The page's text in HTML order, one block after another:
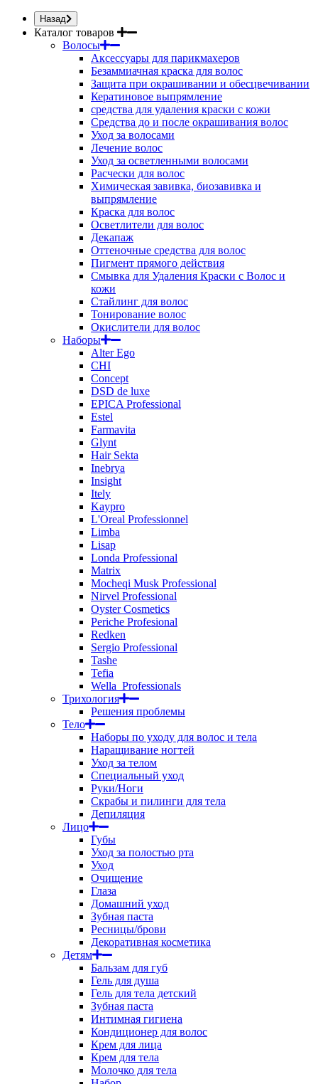
Назад
Каталог товаров
Волосы
Аксессуары для парикмахеров
Безаммиачная краска для волос
Защита при окрашивании и обесцвечивании
Кератиновое выпрямление
средства для удаления краски с кожи
Средства до и после окрашивания волос
Уход за волосами
Лечение волос
Уход за осветленными волосами
Расчески для волос
Химическая завивка, биозавивка и
выпрямление
Краска для волос
Осветлители для волос
Декапаж
Оттеночные средства для волос
Пигмент прямого действия
Смывка для Удаления Краски с Волос и
кожи
Стайлинг для волос
Тонирование волос
Окислители для волос
Наборы
Alter Ego
CHI
Concept
DSD de luxe
EPICA Professional
Estel
Farmavita
Glynt
Hair Sekta
Inebrya
Insight
Itely
Kaypro
L'Oreal Professionnel
Limba
Lisap
Londa Professional
Matrix
Mocheqi Musk Professional
Nirvel Professional
Oyster Cosmetics
Periche Profesional
Redken
Sergio Professional
Tashe
Tefia
Wella_Professionals
Трихология
Решения проблемы
Тело
Наборы по уходу для волос и тела
Наращивание ногтей
Уход за телом
Специальный уход
Руки/Ноги
Скрабы и пилинги для тела
Депиляция
Лицо
Губы
Уход за полостью рта
Уход
Очищение
Глаза
Домашний уход
Зубная паста
Ресницы/брови
Декоративная косметика
Детям
Бальзам для губ
Гель для душа
Гель для тела детский
Зубная паста
Интимная гигиена
Кондиционер для волос
Крем для лица
Крем для тела
Молочко для тела